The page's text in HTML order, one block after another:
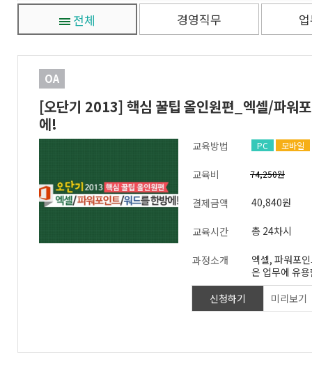
전체 경영직무
OA
[오단기 2013] 핵심 꿀팁 올인원편_엑셀/파워
에!
교육방법 PC 모바일
교육비 74,250원
결제금액 40,840원
교육시간 총 24차시
과정소개
엑셀, 파워포
은 업무에 유
제공합니다.
능을 제대로
무에서 사용하
신청하기 미리보기